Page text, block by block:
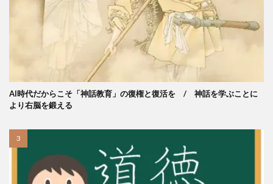
AI時代だからこそ「神話教育」の復権と復活を / 神話を学ぶことに
より右脳を鍛える